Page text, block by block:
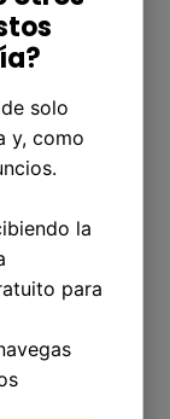
nuestra vida
almas
si no
carecer de
solo
y, como
la
para